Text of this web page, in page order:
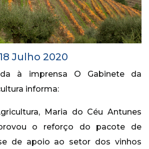
Julho 2020
à imprensa O Gabinete da
informa:
Maria do Céu Antunes
o reforço do pacote de
de apoio ao setor dos vinhos